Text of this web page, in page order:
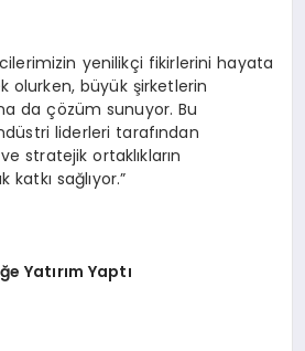
yenilikçi fikirlerini hayata
olurken, büyük şirketlerin
da çözüm sunuyor. Bu
liderleri tarafından
stratejik ortaklıkların
sağlıyor.”
Yatırım Yaptı